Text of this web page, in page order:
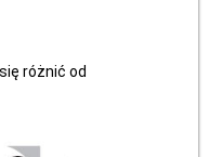
różnić od